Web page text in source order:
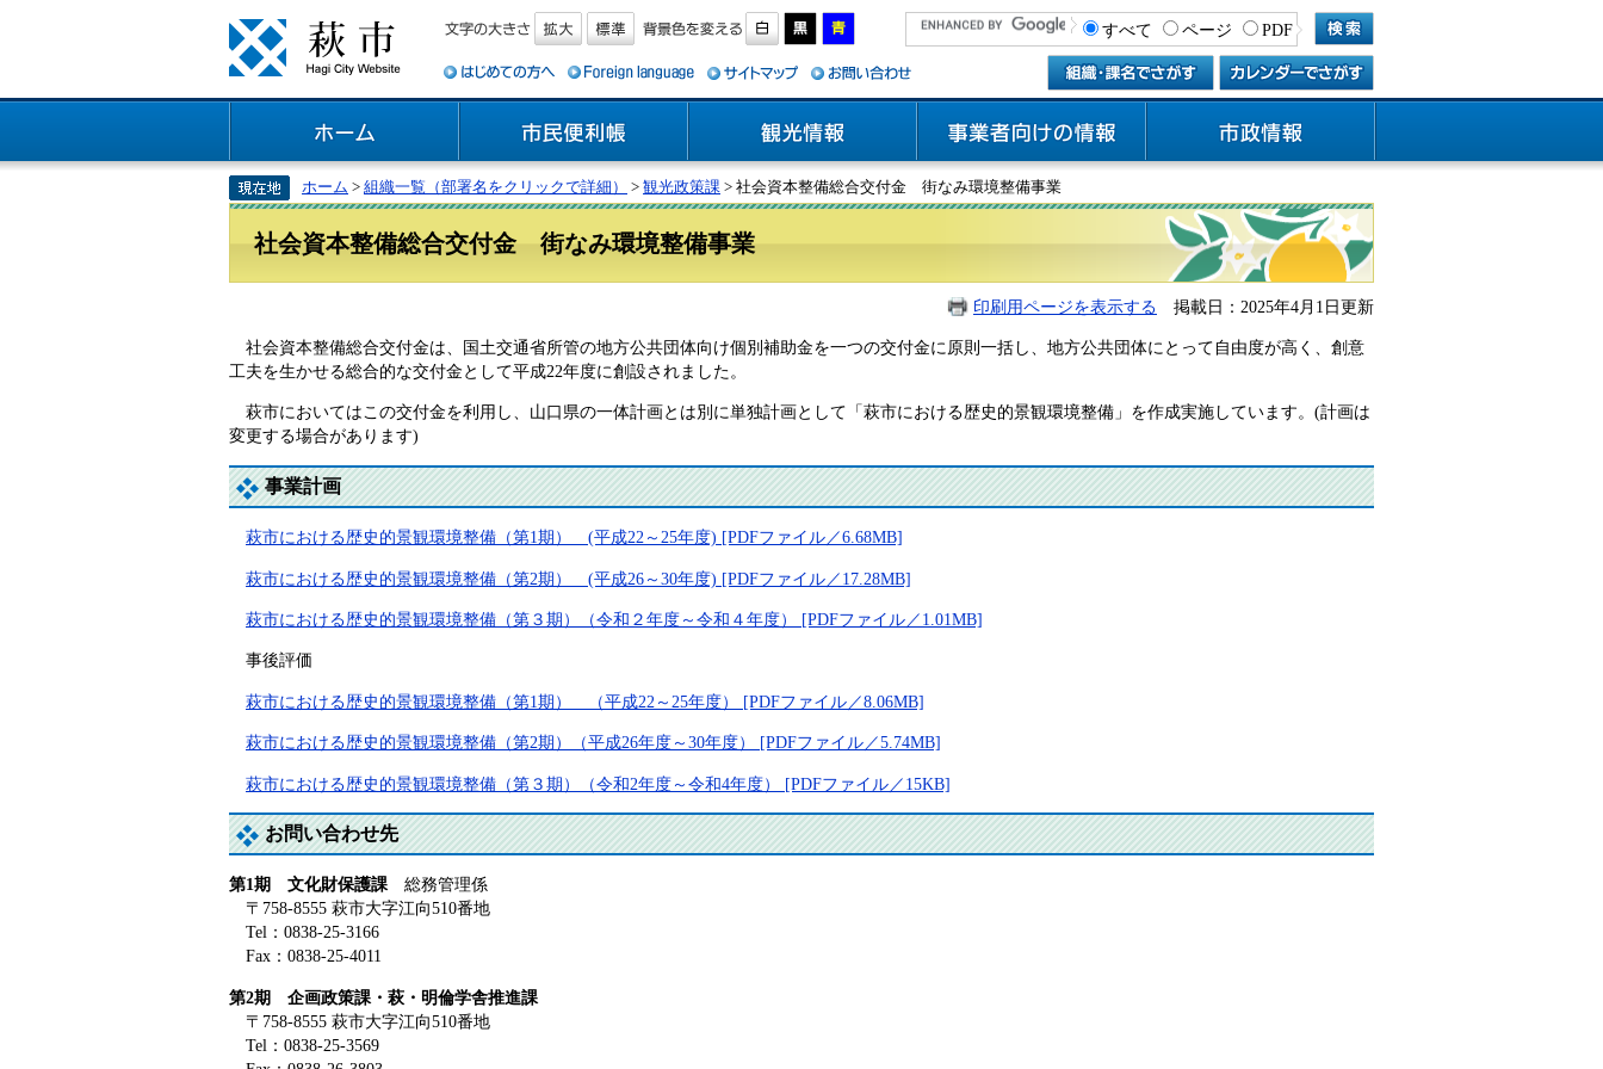
すべて ページ PDF
ホーム > 組織一覧（部署名をクリックで詳細） > 観光政策課 > 社会資本整備総合交付金 街なみ環境整備事業
社会資本整備総合交付金 街なみ環境整備事業
印刷用ページを表示する 掲載日：2025年4月1日更新
社会資本整備総合交付金は、国土交通省所管の地方公共団体向け個別補助金を一つの交付金に原則一括し、地方公共団体にとって自由度が高く、創意
工夫を生かせる総合的な交付金として平成22年度に創設されました。
萩市においてはこの交付金を利用し、山口県の一体計画とは別に単独計画として「萩市における歴史的景観環境整備」を作成実施しています。(計画は
変更する場合があります)
事業計画
萩市における歴史的景観環境整備（第1期） (平成22～25年度) [PDFファイル／6.68MB]
萩市における歴史的景観環境整備（第2期） (平成26～30年度) [PDFファイル／17.28MB]
萩市における歴史的景観環境整備（第３期）（令和２年度～令和４年度） [PDFファイル／1.01MB]
事後評価
萩市における歴史的景観環境整備（第1期） （平成22～25年度） [PDFファイル／8.06MB]
萩市における歴史的景観環境整備（第2期）（平成26年度～30年度） [PDFファイル／5.74MB]
萩市における歴史的景観環境整備（第３期）（令和2年度～令和4年度） [PDFファイル／15KB]
お問い合わせ先
第1期 文化財保護課 総務管理係
〒758-8555 萩市大字江向510番地
Tel：0838-25-3166
Fax：0838-25-4011
第2期 企画政策課・萩・明倫学舎推進課
〒758-8555 萩市大字江向510番地
Tel：0838-25-3569